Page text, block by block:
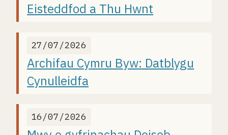
Eisteddfod a Thu Hwnt
27/07/2026
Archifau Cymru Byw: Datblygu
Cynulleidfa
16/07/2026